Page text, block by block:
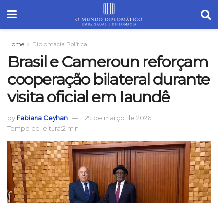
Home Diplomacia Política
Brasil e Cameroun reforçam
cooperação bilateral durante
visita oficial em Iaundê
by Fabiana Ceyhan
29 de março de 2026
Tempo de leitura:2 min